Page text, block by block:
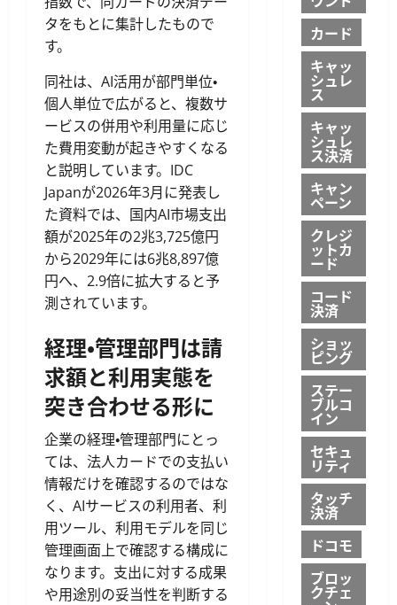
タをもとに集計したもので
す。
同社は、AI活用が部門単位・
個人単位で広がると、複数サ
ービスの併用や利用量に応じ
た費用変動が起きやすくなる
と説明しています。IDC
Japanが2026年3月に発表し
た資料では、国内AI市場支出
額が2025年の2兆3,725億円
から2029年には6兆8,897億
円へ、2.9倍に拡大すると予
測されています。
経理・管理部門は請
求額と利用実態を
突き合わせる形に
企業の経理・管理部門にとっ
ては、法人カードでの支払い
情報だけを確認するのではな
く、AIサービスの利用者、利
用ツール、利用モデルを同じ
管理画面上で確認する構成に
なります。支出に対する成果
や用途別の妥当性を判断する
カード
キャッ
シュレ
ス
キャッ
シュレ
ス決済
キャン
ペーン
クレジ
ットカ
ード
コード
決済
ショッ
ピング
ステー
ブルコ
イン
セキュ
リティ
タッチ
決済
ドコモ
ブロッ
クチェ